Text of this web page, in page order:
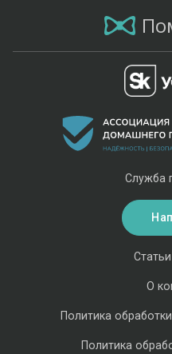
О
Политика
Политика
Служба